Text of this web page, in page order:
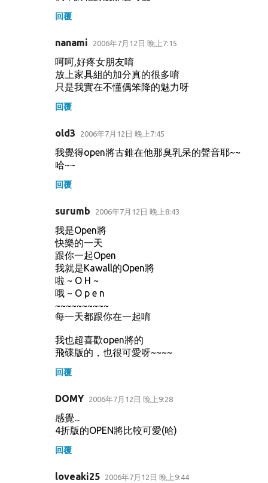
回覆
nanami 2006年7月12日 晚上7:15
呵呵,好疼女朋友唷
放上家具組的加分真的很多唷
只是我實在不懂偶笨降的魅力呀
回覆
old3 2006年7月12日 晚上7:45
我覺得open將古錐在他那臭乳呆的聲音耶~~
哈~~
回覆
surumb 2006年7月12日 晚上8:43
我是Open將
快樂的一天
跟你一起Open
我就是Kawall的Open將
啦 ~ O H ~
哦 ~ O p e n
~~~~~~~~~~
每一天都跟你在一起唷
我也超喜歡open將的
飛碟版的，也很可愛呀~~~~
回覆
DOMY 2006年7月12日 晚上9:28
感覺...
4折版的OPEN將比較可愛(哈)
回覆
loveaki25 2006年7月12日 晚上9:44